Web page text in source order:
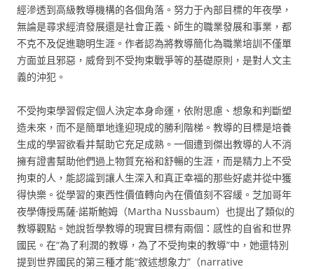
經滲透到高級教導機構的各個角落。努力于內部目標的年夜學，
無論是尋求經濟發展還是社會正義、師生的職業發展和事業，都
不克不及促進聰明生涯。作者認為將教導簡化為職業培訓不僅單
方面並且邪惡，威脅到不受拘束戰爭等的基礎原則，是對人文主
義的沖犯。
不受拘束學習假定個人決定本身命運，依附思慮、想象和判斷塑
造未來，而不是簡單地逢迎現成的勝利階梯。教導的目標是培養
生成的學習欲看并幫助它充足成熟。一個遭到傑出教導的人不消
擁有證書幫助他們過上物質充裕和舒暢的生涯，而是精力上不受
拘束的人，能認識到讓人生深入和真正幸福的那些好處并從中獲
得快樂。從學習的東西性價值轉向內在價值刻不容緩。芝加哥年
夜學傳授馬薩·諾斯鮑姆（Martha Nussbaum）也提出了類似的
教導觀點。她說哲學教導的現實目標有兩個：感性的自省和世界
國民。在“為了利潤的教導，為了不受拘束的教導”中，她還特別
提到世界國民的第三種才能“敘述想象力”（narrative